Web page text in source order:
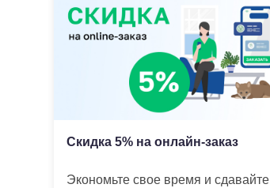
Скидка 5% на онлайн-заказ
Экономьте свое время и сдавайте